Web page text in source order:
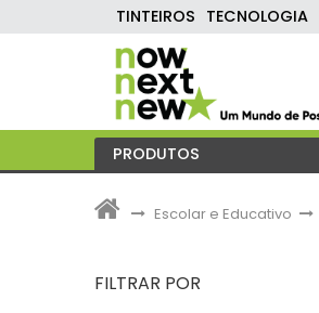
TINTEIROS TECNOLOGIA
PRODUTOS
> Escolar e Educativo >
FILTRAR POR